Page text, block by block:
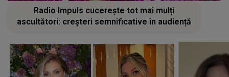
Radio Impuls cucerește tot mai mulți
ascultători: creșteri semnificative în audiență